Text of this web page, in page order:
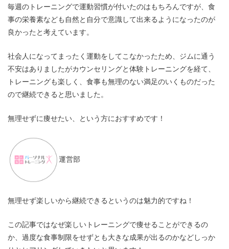
毎週のトレーニングで運動習慣が付いたのはもちろんですが、食
事の栄養素なども自然と自分で意識して出来るようになったのが
良かったと考えています。
社会人になってまったく運動をしてこなかったため、ジムに通う
不安はありましたがカウンセリングと体験トレーニングを経て、
トレーニングも楽しく、食事も無理のない満足のいくものだった
ので継続できると思いました。
無理せずに痩せたい、という方におすすめです！
運営部
無理せず楽しいから継続できるというのは魅力的ですね！
この記事ではなぜ楽しいトレーニングで痩せることができるの
か、過度な食事制限をせずとも大きな成果が出るのかなどしっか